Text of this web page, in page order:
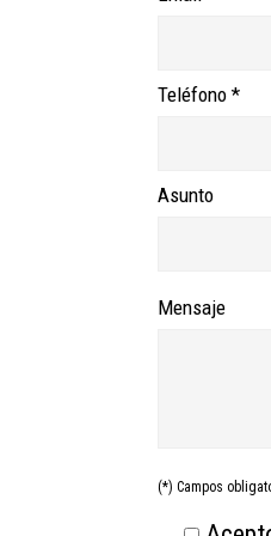
Teléfono *
Asunto
Mensaje
(*) Campos